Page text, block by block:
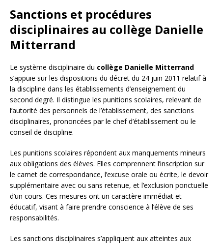
Sanctions et procédures
disciplinaires au collège Danielle
Mitterrand
Le système disciplinaire du collège Danielle Mitterrand
s’appuie sur les dispositions du décret du 24 juin 2011 relatif à
la discipline dans les établissements d’enseignement du
second degré. Il distingue les punitions scolaires, relevant de
l’autorité des personnels de l’établissement, des sanctions
disciplinaires, prononcées par le chef d’établissement ou le
conseil de discipline.
Les punitions scolaires répondent aux manquements mineurs
aux obligations des élèves. Elles comprennent l’inscription sur
le carnet de correspondance, l’excuse orale ou écrite, le devoir
supplémentaire avec ou sans retenue, et l’exclusion ponctuelle
d’un cours. Ces mesures ont un caractère immédiat et
éducatif, visant à faire prendre conscience à l’élève de ses
responsabilités.
Les sanctions disciplinaires s’appliquent aux atteintes aux